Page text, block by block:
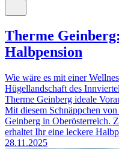
Therme
Halbpension
Wie wäre es mit einer
Hügellandschaft des
Therme Geinberg ideale
Mit diesem Schnäppchen
Geinberg in Oberösterreich.
erhaltet Ihr eine leckere
28.11.2025